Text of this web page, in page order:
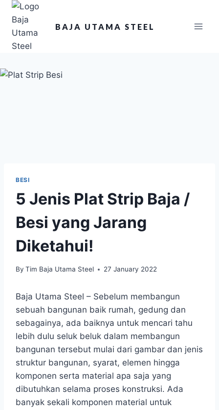
BAJA UTAMA STEEL
BESI
5 Jenis Plat Strip Baja /
Besi yang Jarang
Diketahui!
By Tim Baja Utama Steel 27 January 2022
Baja Utama Steel – Sebelum membangun
sebuah bangunan baik rumah, gedung dan
sebagainya, ada baiknya untuk mencari tahu
lebih dulu seluk beluk dalam membangun
bangunan tersebut mulai dari gambar dan jenis
struktur bangunan, syarat, elemen hingga
komponen serta material apa saja yang
dibutuhkan selama proses konstruksi. Ada
banyak sekali komponen material untuk